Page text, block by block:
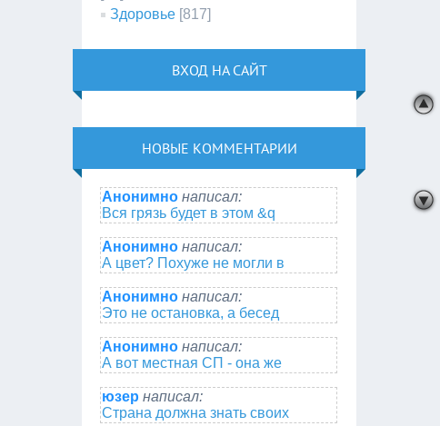
Здоровье [817]
ВХОД НА САЙТ
НОВЫЕ КОММЕНТАРИИ
Анонимно написал:
Вся грязь будет в этом &q
Анонимно написал:
А цвет? Похуже не могли в
Анонимно написал:
Это не остановка, а бесед
Анонимно написал:
А вот местная СП - она же
юзер написал:
Страна должна знать своих